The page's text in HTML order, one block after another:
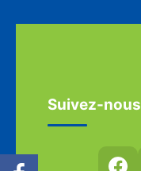
Suivez-nous